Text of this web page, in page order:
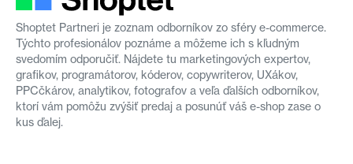
Shoptet Partneri je zoznam odborníkov zo sféry e-commerce.
Týchto profesionálov poznáme a môžeme ich s kľudným
svedomím odporučiť. Nájdete tu marketingových expertov,
grafikov, programátorov, kóderov, copywriterov, UXákov,
PPCčkárov, analytikov, fotografov a veľa ďalších odborníkov,
ktorí vám pomôžu zvýšiť predaj a posunúť váš e-shop zase o
kus ďalej.